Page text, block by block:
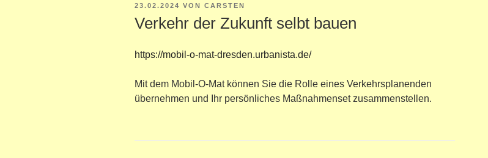
VERÖFFENTLICHT
23.02.2024 VON CARSTEN
Verkehr der Zukunft selbt bauen
https://mobil-o-mat-dresden.urbanista.de/
Mit dem Mobil-O-Mat können Sie die Rolle eines Verkehrsplanenden
übernehmen und Ihr persönliches Maßnahmenset zusammenstellen.